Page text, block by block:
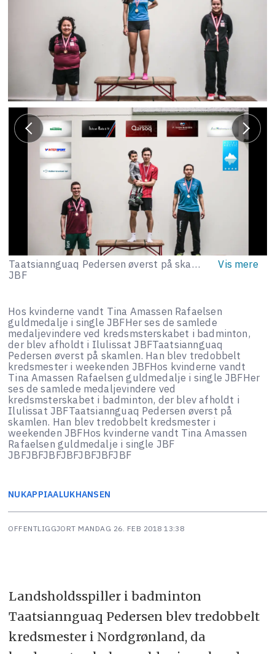
Taatsiannguaq Pedersen øverst på skamlen. Han blev tredobbelt kredsmester i weekenden
JBF
Hos kvinderne vandt Tina Amassen Rafaelsen
guldmedalje i single JBFHer ses de samlede
medaljevindere ved kredsmsterskabet i badminton,
der blev afholdt i Ilulissat JBFTaatsiannguaq
Pedersen øverst på skamlen. Han blev tredobbelt
kredsmester i weekenden JBFHos kvinderne vandt
Tina Amassen Rafaelsen guldmedalje i single JBFHer
ses de samlede medaljevindere ved
kredsmsterskabet i badminton, der blev afholdt i
Ilulissat JBFTaatsiannguaq Pedersen øverst på
skamlen. Han blev tredobbelt kredsmester i
weekenden JBFHos kvinderne vandt Tina Amassen
Rafaelsen guldmedalje i single JBF
JBFJBFJBFJBFJBFJBFJBF
NUKAPPIAALUKHANSEN
OFFENTLIGGJORT MANDAG 26. FEB 2018 13:38
Landsholdsspiller i badminton
Taatsiannguaq Pedersen blev tredobbelt
kredsmester i Nordgrønland, da